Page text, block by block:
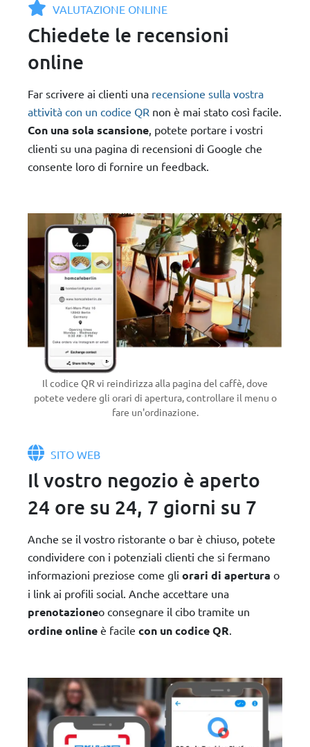
VALUTAZIONE ONLINE
Chiedete le recensioni
online
Far scrivere ai clienti una recensione sulla vostra
attività con un codice QR non è mai stato così facile.
Con una sola scansione , potete portare i vostri
clienti su una pagina di recensioni di Google che
consente loro di fornire un feedback.
SITO WEB
Il vostro negozio è aperto
24 ore su 24, 7 giorni su 7
Anche se il vostro ristorante o bar è chiuso, potete
condividere con i potenziali clienti che si fermano
informazioni preziose come gli orari di apertura o
i link ai profili social. Anche accettare una
prenotazioneo consegnare il cibo tramite un
ordine online è facile con un codice QR
Il codice QR vi reindirizza alla pagina del caffè, dove
potete vedere gli orari di apertura, controllare il menu o
fare un'ordinazione.